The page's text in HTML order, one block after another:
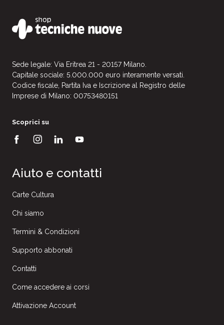
Sede legale: Via Eritrea 21 - 20157 Milano.
Capitale sociale: 5.000.000 euro interamente versati.
Codice fiscale, Partita Iva e Iscrizione al Registro delle
Imprese di Milano: 00753480151
Scoprici su
Aiuto e contatti
Carte Cultura
Chi siamo
Termini & Condizioni
Supporto abbonati
Contatti
Come accedere ai corsi
Attivazione Account